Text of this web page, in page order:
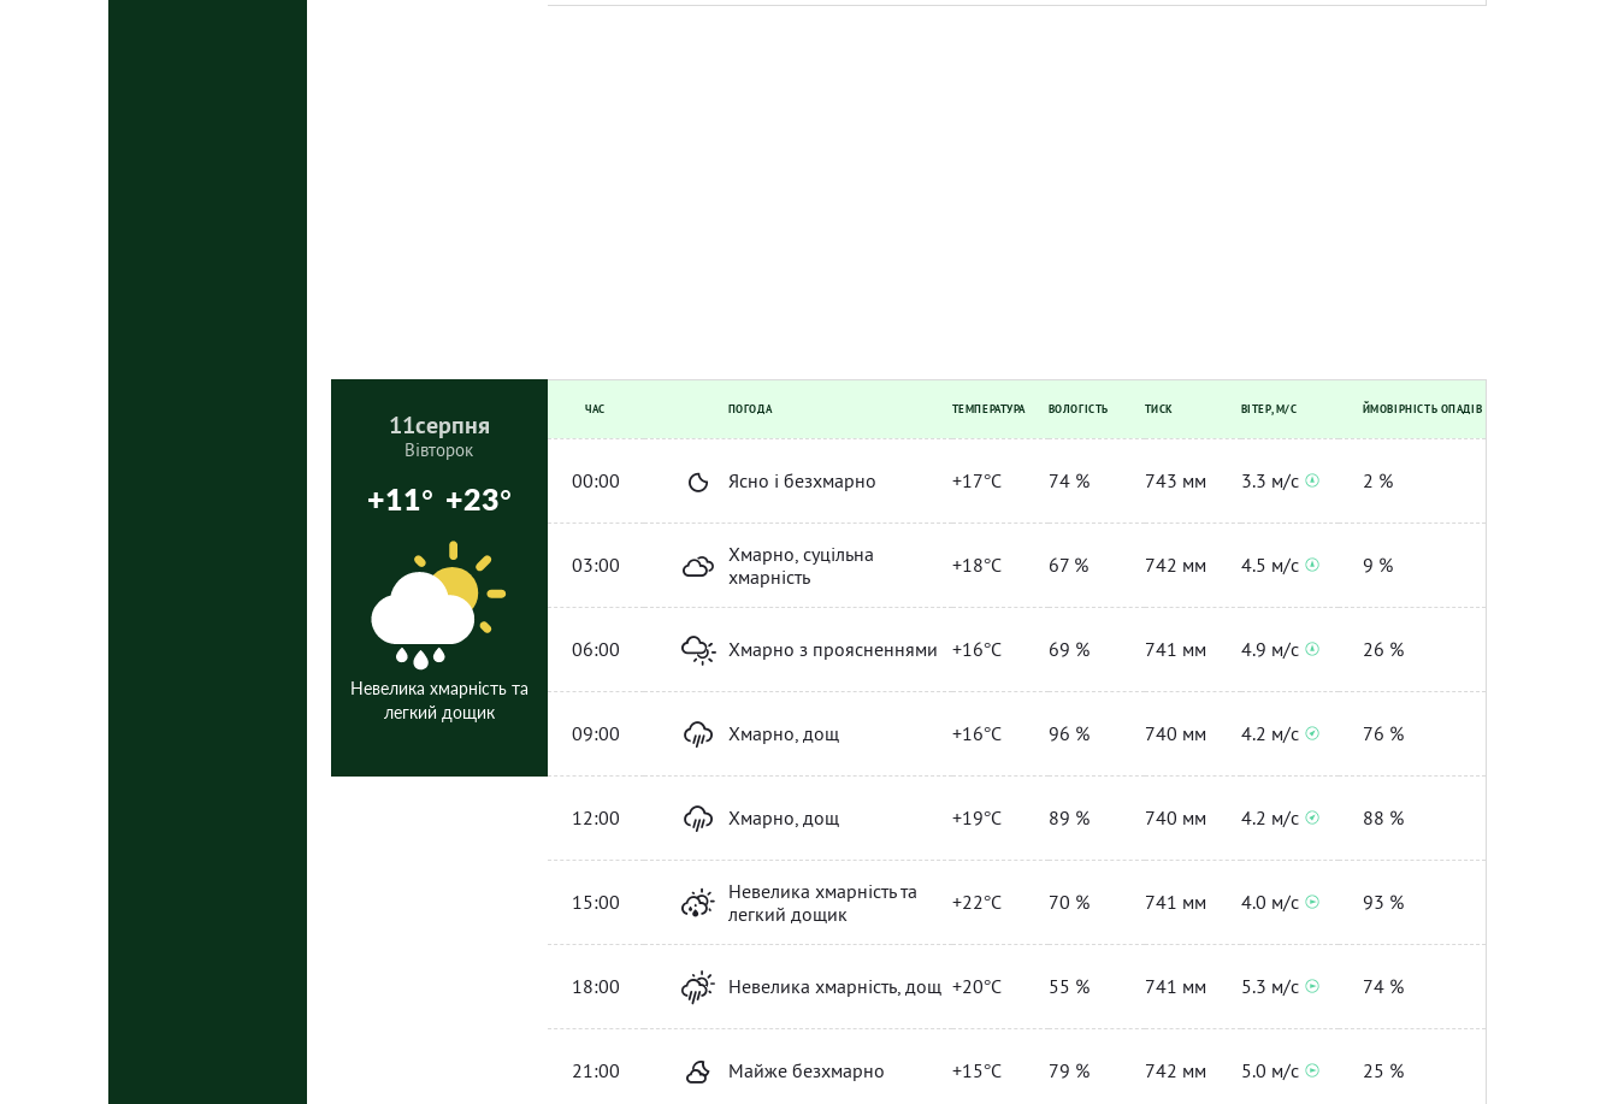
11серпня
Вівторок
+11° +23°
Невелика хмарність та
легкий дощик
ЧАС ПОГОДА ТЕМПЕРАТУРА ВОЛОГІСТЬ ТИСК ВІТЕР, М/С ЙМОВІРНІСТЬ ОПАДІВ
00:00 Ясно і безхмарно +17°C 74 % 743 мм 3.3 м/с 2 %
03:00
Хмарно, суцільна
хмарність
+18°C 67 % 742 мм 4.5 м/с 9 %
06:00 Хмарно з проясненнями +16°C 69 % 741 мм 4.9 м/с 26 %
09:00 Хмарно, дощ +16°C 96 % 740 мм 4.2 м/с 76 %
12:00 Хмарно, дощ +19°C 89 % 740 мм 4.2 м/с 88 %
15:00
Невелика хмарність та
легкий дощик
+22°C 70 % 741 мм 4.0 м/с 93 %
18:00 Невелика хмарність, дощ +20°C 55 % 741 мм 5.3 м/с 74 %
21:00 Майже безхмарно +15°C 79 % 742 мм 5.0 м/с 25 %